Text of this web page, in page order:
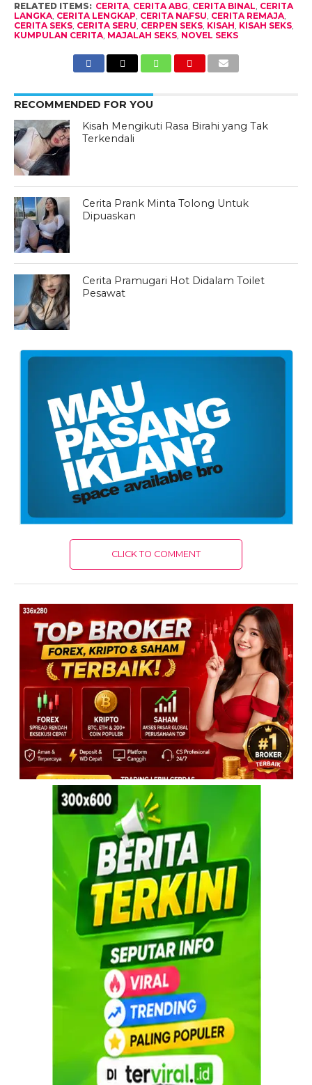
RELATED ITEMS: CERITA, CERITA ABG, CERITA BINAL, CERITA
LANGKA, CERITA LENGKAP, CERITA NAFSU, CERITA REMAJA,
CERITA SEKS, CERITA SERU, CERPEN SEKS, KISAH, KISAH SEKS,
KUMPULAN CERITA, MAJALAH SEKS, NOVEL SEKS
RECOMMENDED FOR YOU
Kisah Mengikuti Rasa Birahi yang Tak
Terkendali
Cerita Prank Minta Tolong Untuk
Dipuaskan
Cerita Pramugari Hot Didalam Toilet
Pesawat
CLICK TO COMMENT